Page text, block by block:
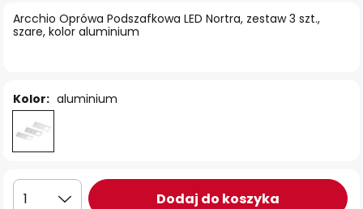
Arcchio Oprówa Podszafkowa LED Nortra, zestaw 3 szt.,
szare, kolor aluminium
Kolor: aluminium
1 Dodaj do koszyka